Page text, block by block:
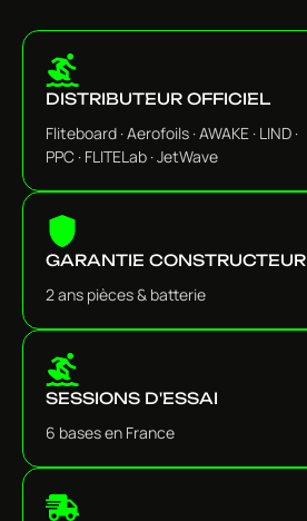
DISTRIBUTEUR OFFICIEL
Fliteboard · Aerofoils · AWAKE · LIND ·
PPC · FLITELab · JetWave
GARANTIE CONSTRUCTEUR
2 ans pièces & batterie
SESSIONS D'ESSAI
6 bases en France